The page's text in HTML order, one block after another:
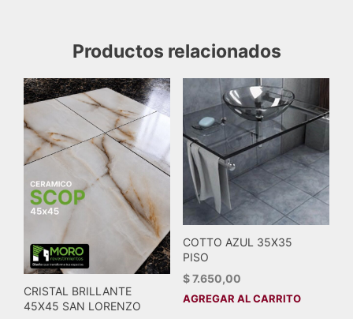
Productos relacionados
CRISTAL BRILLANTE
45X45 SAN LORENZO
COTTO AZUL 35X35
PISO
$7.650,00
AGREGAR AL CARRITO